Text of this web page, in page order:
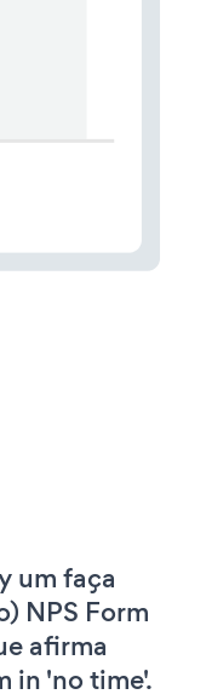
um faça
NPS Form
afirma
in 'no time'.